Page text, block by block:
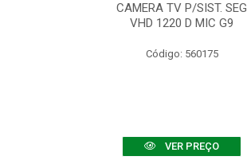
CAMERA TV P/SIST. SEG
VHD 1220 D MIC G9
Código: 560175
VER PREÇO